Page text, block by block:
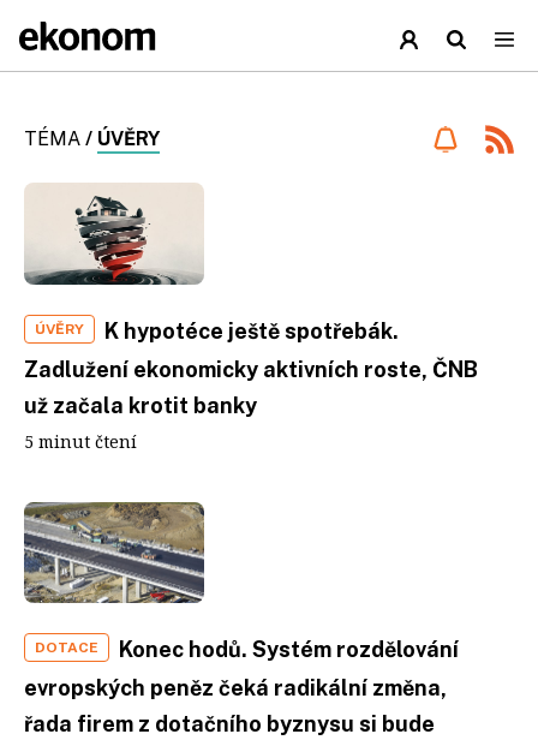
TÉMA / ÚVĚRY
ÚVĚRY
K hypotéce ještě spotřebák.
Zadlužení ekonomicky aktivních roste, ČNB
už začala krotit banky
5 minut čtení
DOTACE
Konec hodů. Systém rozdělování
evropských peněz čeká radikální změna,
řada firem z dotačního byznysu si bude